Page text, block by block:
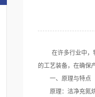
在许多行业中，特
的工艺装备，在确保
一、原理与特点
原理：洁净充氮烘